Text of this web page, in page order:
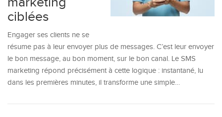
ciblées
Engager ses clients ne se
résume pas à leur envoyer plus de messages. C’est leur envoyer
le bon message, au bon moment, sur le bon canal. Le SMS
marketing répond précisément à cette logique : instantané, lu
dans les premières minutes, il transforme une simple…